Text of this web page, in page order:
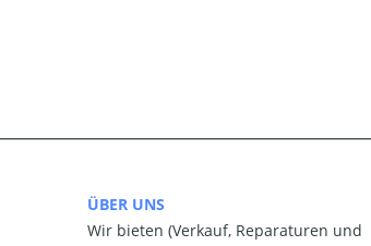
ÜBER UNS
Wir bieten (Verkauf, Reparaturen und